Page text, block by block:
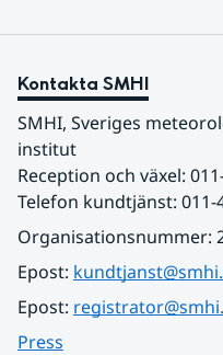
Kontakta SMHI
SMHI, Sveriges
institut
Reception och växel:
Telefon kundtjänst: 011-
Organisationsnummer:
Epost:
Epost:
Press